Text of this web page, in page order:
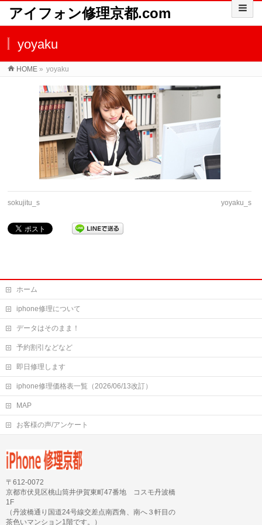
アイフォン修理京都.com
yoyaku
HOME » yoyaku
sokujitu_s yoyaku_s
ホーム
iphone修理について
データはそのまま！
予約割引などなど
即日修理します
iphone修理価格表一覧（2026/06/13改訂）
MAP
お客様の声/アンケート
〒612-0072
京都市伏見区桃山筒井伊賀東町47番地 コスモ丹波橋
1F
（丹波橋通り国道24号線交差点南西角、南へ３軒目の
茶色いマンション1階です。）